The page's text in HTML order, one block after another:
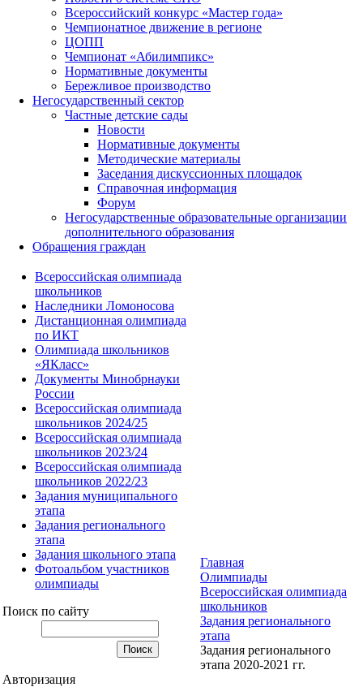
Всероссийский конкурс «Мастер года»
Чемпионатное движение в регионе
ЦОПП
Чемпионат «Абилимпикс»
Нормативные документы
Бережливое производство
Негосударственный сектор
Частные детские сады
Новости
Нормативные документы
Методические материалы
Заседания дискуссионных площадок
Справочная информация
Форум
Негосударственные образовательные организации
дополнительного образования
Обращения граждан
Всероссийская олимпиада
школьников
Наследники Ломоносова
Дистанционная олимпиада
по ИКТ
Олимпиада школьников
«ЯКласс»
Документы Минобрнауки
России
Всероссийская олимпиада
школьников 2024/25
Всероссийская олимпиада
школьников 2023/24
Всероссийская олимпиада
школьников 2022/23
Задания муниципального
этапа
Задания регионального
этапа
Задания школьного этапа
Фотоальбом участников
олимпиады
Поиск по сайту
Авторизация
Главная
Олимпиады
Всероссийская олимпиада
школьников
Задания регионального
этапа
Задания регионального
этапа 2020-2021 гг.